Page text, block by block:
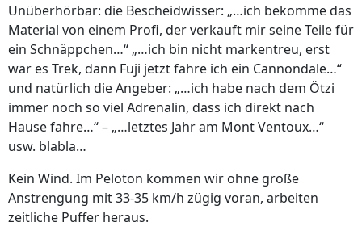
Unüberhörbar: die Bescheidwisser: „…ich bekomme das
Material von einem Profi, der verkauft mir seine Teile für
ein Schnäppchen…“ „…ich bin nicht markentreu, erst
war es Trek, dann Fuji jetzt fahre ich ein Cannondale…“
und natürlich die Angeber: „…ich habe nach dem Ötzi
immer noch so viel Adrenalin, dass ich direkt nach
Hause fahre…“ – „…letztes Jahr am Mont Ventoux…“
usw. blabla…
Kein Wind. Im Peloton kommen wir ohne große
Anstrengung mit 33-35 km/h zügig voran, arbeiten
zeitliche Puffer heraus.